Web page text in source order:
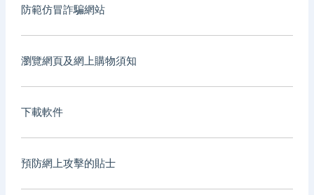
防範仿冒詐騙網站
瀏覽網頁及網上購物須知
下載軟件
預防網上攻擊的貼士